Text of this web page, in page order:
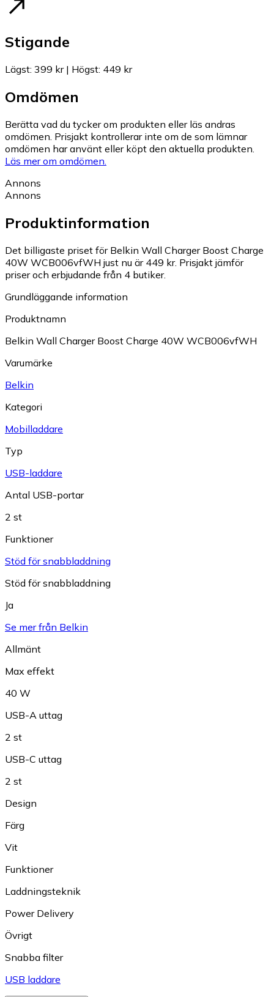
Stigande
Lägst: 399 kr| Högst: 449 kr
Omdömen
Berätta vad du tycker om produkten eller läs andras
omdömen. Prisjakt kontrollerar inte om de som lämnar
omdömen har använt eller köpt den aktuella produkten.
Läs mer om omdömen.
Annons
Annons
Produktinformation
Det billigaste priset för Belkin Wall Charger Boost Charge
40W WCB006vfWH just nu är 449 kr. Prisjakt jämför
priser och erbjudande från 4 butiker.
Grundläggande information
Produktnamn
Belkin Wall Charger Boost Charge 40W WCB006vfWH
Varumärke
Belkin
Kategori
Mobilladdare
Typ
USB-laddare
Antal USB-portar
2 st
Funktioner
Stöd för snabbladdning
Stöd för snabbladdning
Ja
Se mer från Belkin
Allmänt
Max effekt
40 W
USB-A uttag
2 st
USB-C uttag
2 st
Design
Färg
Vit
Funktioner
Laddningsteknik
Power Delivery
Övrigt
Snabba filter
USB laddare